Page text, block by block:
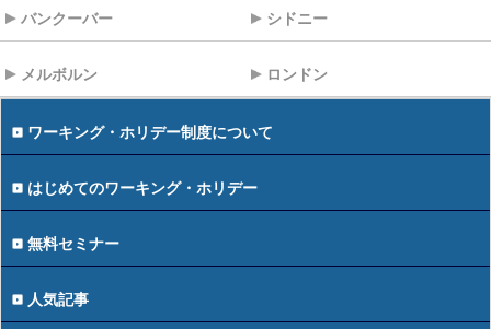
バンクーバー シドニー
メルボルン ロンドン
ワーキング・ホリデー制度について
はじめてのワーキング・ホリデー
無料セミナー
人気記事